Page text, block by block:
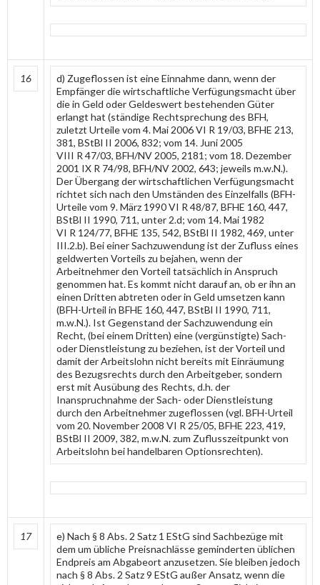
16
d) Zugeflossen ist eine Einnahme dann, wenn der
Empfänger die wirtschaftliche Verfügungsmacht über
die in Geld oder Geldeswert bestehenden Güter
erlangt hat (ständige Rechtsprechung des BFH,
zuletzt Urteile vom 4. Mai 2006 VI R 19/03, BFHE 213,
381, BStBl II 2006, 832; vom 14. Juni 2005
VIII R 47/03, BFH/NV 2005, 2181; vom 18. Dezember
2001 IX R 74/98, BFH/NV 2002, 643; jeweils m.w.N.).
Der Übergang der wirtschaftlichen Verfügungsmacht
richtet sich nach den Umständen des Einzelfalls (BFH-
Urteile vom 9. März 1990 VI R 48/87, BFHE 160, 447,
BStBl II 1990, 711, unter 2.d; vom 14. Mai 1982
VI R 124/77, BFHE 135, 542, BStBl II 1982, 469, unter
III.2.b). Bei einer Sachzuwendung ist der Zufluss eines
geldwerten Vorteils zu bejahen, wenn der
Arbeitnehmer den Vorteil tatsächlich in Anspruch
genommen hat. Es kommt nicht darauf an, ob er ihn an
einen Dritten abtreten oder in Geld umsetzen kann
(BFH-Urteil in BFHE 160, 447, BStBl II 1990, 711,
m.w.N.). Ist Gegenstand der Sachzuwendung ein
Recht, (bei einem Dritten) eine (vergünstigte) Sach-
oder Dienstleistung zu beziehen, ist der Vorteil und
damit der Arbeitslohn nicht bereits mit Einräumung
des Bezugsrechts durch den Arbeitgeber, sondern
erst mit Ausübung des Rechts, d.h. der
Inanspruchnahme der Sach- oder Dienstleistung
durch den Arbeitnehmer zugeflossen (vgl. BFH-Urteil
vom 20. November 2008 VI R 25/05, BFHE 223, 419,
BStBl II 2009, 382, m.w.N. zum Zuflusszeitpunkt von
Arbeitslohn bei handelbaren Optionsrechten).
17
e) Nach § 8 Abs. 2 Satz 1 EStG sind Sachbezüge mit
dem um übliche Preisnachlässe geminderten üblichen
Endpreis am Abgabeort anzusetzen. Sie bleiben jedoch
nach § 8 Abs. 2 Satz 9 EStG außer Ansatz, wenn die